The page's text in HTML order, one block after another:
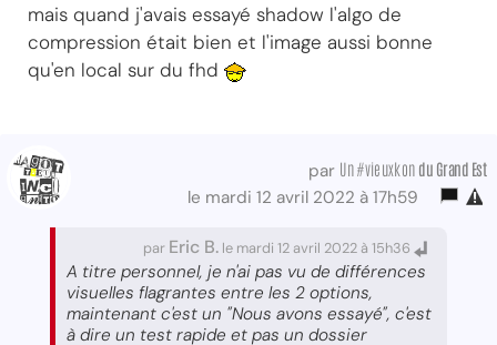
mais quand j'avais essayé shadow l'algo de
compression était bien et l'image aussi bonne
qu'en local sur du fhd
par Un #vieuxkon du Grand Est
le mardi 12 avril 2022 à 17h59
par Eric B. le mardi 12 avril 2022 à 15h36
A titre personnel, je n'ai pas vu de différences
visuelles flagrantes entre les 2 options,
maintenant c'est un "Nous avons essayé", c'est
à dire un test rapide et pas un dossier